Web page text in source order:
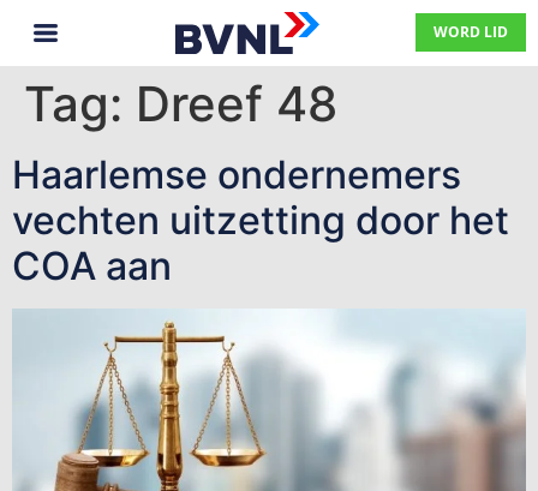
WORD LID
Tag: Dreef 48
Haarlemse ondernemers
vechten uitzetting door het
COA aan